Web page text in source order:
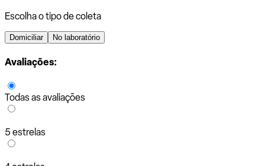
Escolha o tipo de coleta
Domiciliar No laboratório
Avaliações:
Todas as avaliações
5 estrelas